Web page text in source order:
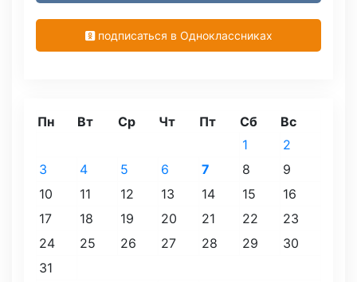
подписаться в Одноклассниках
Пн Вт Ср Чт Пт Сб
Вс
1
2
3
4 5 6 7 8
9
10
11 12 13 14 15
16
17
18 19 20 21 22
23
24
25 26 27 28 29
30
31